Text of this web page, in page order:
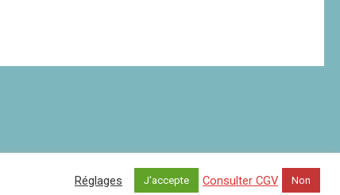
Réglages J'accepte Consulter CGV Non